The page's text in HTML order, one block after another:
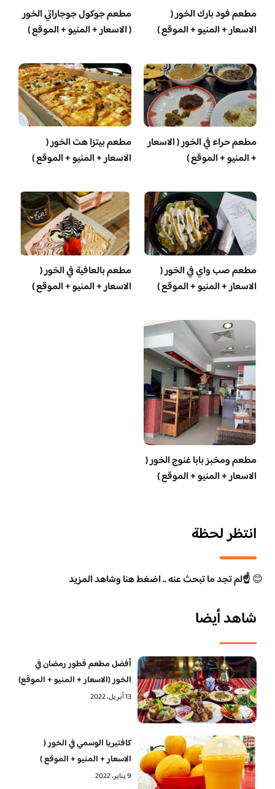
مطعم فود بارك الخور (
الاسعار + المنيو + الموقع )
مطعم جوكول جوجاراتي الخور
( الاسعار + المنيو + الموقع )
مطعم حراء في الخور ( الاسعار
+ المنيو + الموقع )
مطعم بيتزا هت الخور (
الاسعار + المنيو + الموقع )
مطعم صب واي في الخور (
الاسعار + المنيو + الموقع )
مطعم بالعافية في الخور (
الاسعار + المنيو + الموقع )
مطعم ومخبز بابا غنوج الخور (
الاسعار + المنيو + الموقع )
انتظر لحظة
😊☝️لم تجد ما تبحث عنه .. اضغط هنا وشاهد المزيد
شاهد أيضا
أفضل مطعم فطور رمضان في
الخور (الاسعار + المنيو + الموقع)
13 أبريل، 2022
كافتيريا الوسمي في الخور (
الاسعار + المنيو + الموقع )
9 يناير، 2022